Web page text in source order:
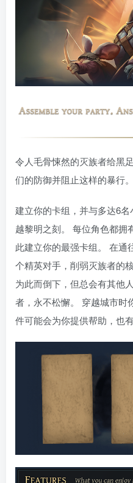
令人毛骨悚然的灭族者给黑
们的防御并阻止这样的暴行。
建立你的卡组，并与多达6
越黎明之刻。 每位角色都拥
此建立你的最强卡组。 在通
个精英对手，削弱灭族者的
为此而倒下，但总会有其他
者，永不松懈。 穿越城市时
件可能会为你提供帮助，也